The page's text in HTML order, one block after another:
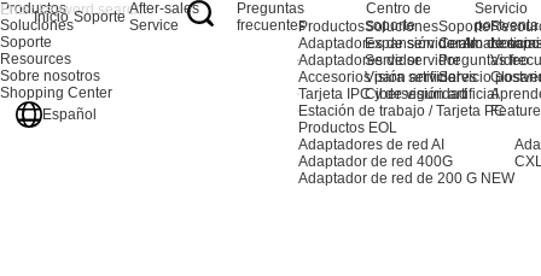
Productos
Adaptadores de servidor AI
Adaptadores de servidor
Accesorios para servidores
Tarjeta IPC y de visión artificial
Estación de trabajo / Tarjeta PC
Productos EOL
Adaptadores de red AI
Adaptador de red 400G
Adaptador de red de 200 G NEW
Soluciones
Expansión de
Servidor
Visión artificial
Ciberseguridad
Soporte
Centro de
Preguntas
Servicio
Video
Productos
Soluciones
Soporte
Resources
Sobre nosotros
Shopping Center
Español
Inicio Soporte After-sales
Service
Preguntas
frecuentes
Centro de
soporte
Servicio
postventa